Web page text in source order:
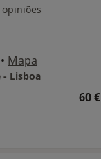
opiniões
• Mapa
Lisboa
60 €